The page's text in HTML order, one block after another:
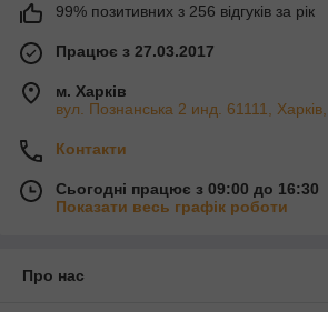
99% позитивних з 256 відгуків за рік
Працює з 27.03.2017
м. Харків
вул. Познанська 2 инд. 61111,
Контакти
Сьогодні працює з 09:00 до 16:30
Показати весь графік роботи
Про нас